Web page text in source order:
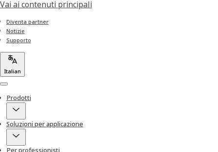
Vai ai contenuti principali
Diventa partner
Notizie
Supporto
Italian
Menu
Prodotti
Soluzioni per applicazione
Per professionisti